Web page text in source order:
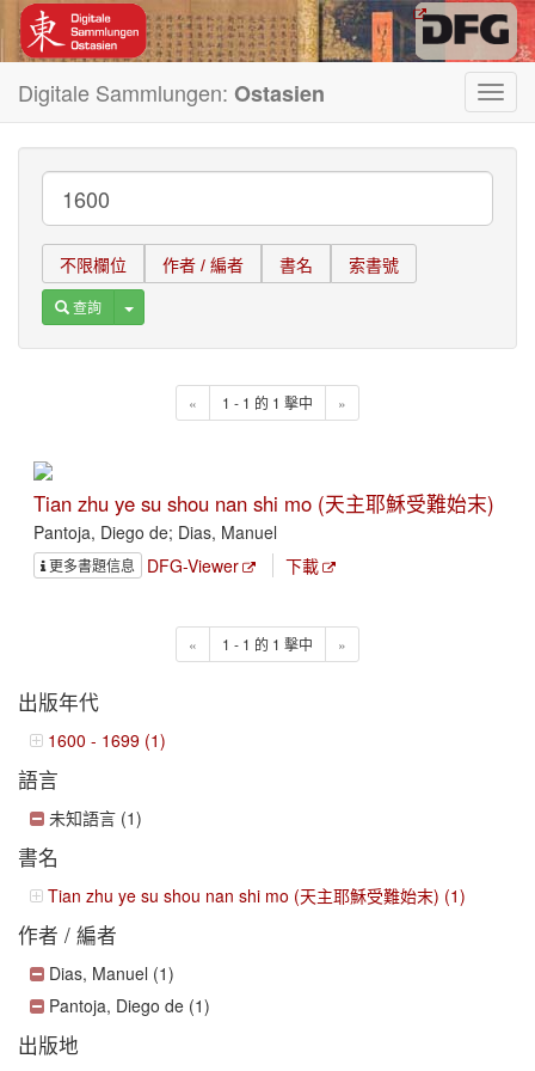
Digitale Sammlungen: Ostasien
不限欄位 作者 / 編者 書名 索書號
查詢 Toggle Dropdown
« 1 - 1 的 1 擊中 »
Tian zhu ye su shou nan shi mo (天主耶穌受難始末)
Pantoja, Diego de; Dias, Manuel
更多書題信息 DFG-Viewer 下載
« 1 - 1 的 1 擊中 »
出版年代
1600 - 1699 (1)
語言
未知語言 (1)
書名
Tian zhu ye su shou nan shi mo (天主耶穌受難始末) (1)
作者 / 編者
Dias, Manuel (1)
Pantoja, Diego de (1)
出版地